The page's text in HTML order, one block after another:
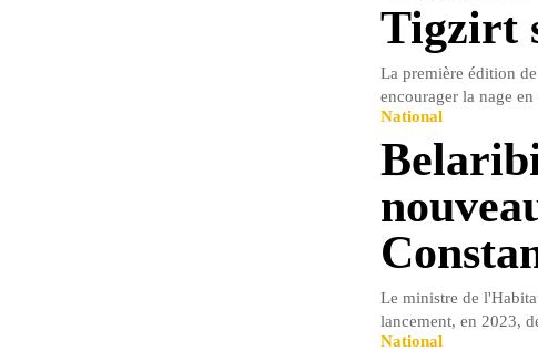
Tigzirt
La première édition
encourager la nage
National
Le ministre de
lancement, en 2023,
National